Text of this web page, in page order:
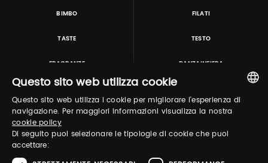
BIMBO FILATI
TASTE TESTO
FRAGRANZE DANZAINFIERA
TUTORING & CONSULTING
ITALIAN
Questo sito web utilizza cookie
Questo sito web utilizza i cookie per migliorare l'esperienza di
navigazione. Per maggiori informazioni visualizza la nostra
cookie policy
Di seguito puoi selezionare le tipologie di cookie che puoi
accettare: